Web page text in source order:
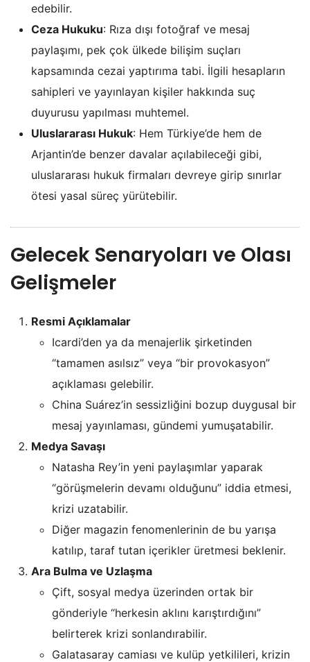
edebilir.
Ceza Hukuku: Rıza dışı fotoğraf ve mesaj
paylaşımı, pek çok ülkede bilişim suçları
kapsamında cezai yaptırıma tabi. İlgili hesapların
sahipleri ve yayınlayan kişiler hakkında suç
duyurusu yapılması muhtemel.
Uluslararası Hukuk: Hem Türkiye’de hem de
Arjantin’de benzer davalar açılabileceği gibi,
uluslararası hukuk firmaları devreye girip sınırlar
ötesi yasal süreç yürütebilir.
Gelecek Senaryoları ve Olası
Gelişmeler
Resmi Açıklamalar
Icardi’den ya da menajerlik şirketinden
“tamamen asılsız” veya “bir provokasyon”
açıklaması gelebilir.
China Suárez’in sessizliğini bozup duygusal bir
mesaj yayınlaması, gündemi yumuşatabilir.
Medya Savaşı
Natasha Rey’in yeni paylaşımlar yaparak
“görüşmelerin devamı olduğunu” iddia etmesi,
krizi uzatabilir.
Diğer magazin fenomenlerinin de bu yarışa
katılıp, taraf tutan içerikler üretmesi beklenir.
Ara Bulma ve Uzlaşma
Çift, sosyal medya üzerinden ortak bir
gönderiyle “herkesin aklını karıştırdığını”
belirterek krizi sonlandırabilir.
Galatasaray camiası ve kulüp yetkilileri, krizin